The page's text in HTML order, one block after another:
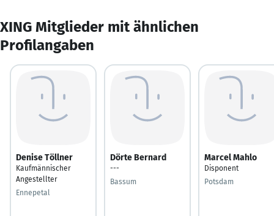
XING Mitglieder mit ähnlichen
Profilangaben
Denise Töllner
Kaufmännischer
Angestellter
Ennepetal
Dörte Bernard
---
Bassum
Marcel Mahlo
Disponent
Potsdam